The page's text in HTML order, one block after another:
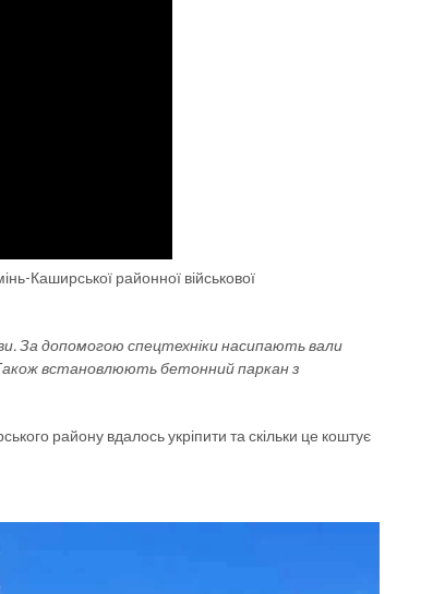
Каширської районної військової
За допомогою спецтехніки насипають вали
встановлюють бетонний паркан з
району вдалось укріпити та скільки це коштує